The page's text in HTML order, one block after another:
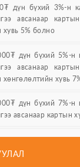
дүн бүхий 3%-н
авсанаар
хувь 5% болно
дүн бүхий 5%-н
авсанаар
хөнгөлөлтийн хувь
дүн бүхий 7%-н
авсанаар картын